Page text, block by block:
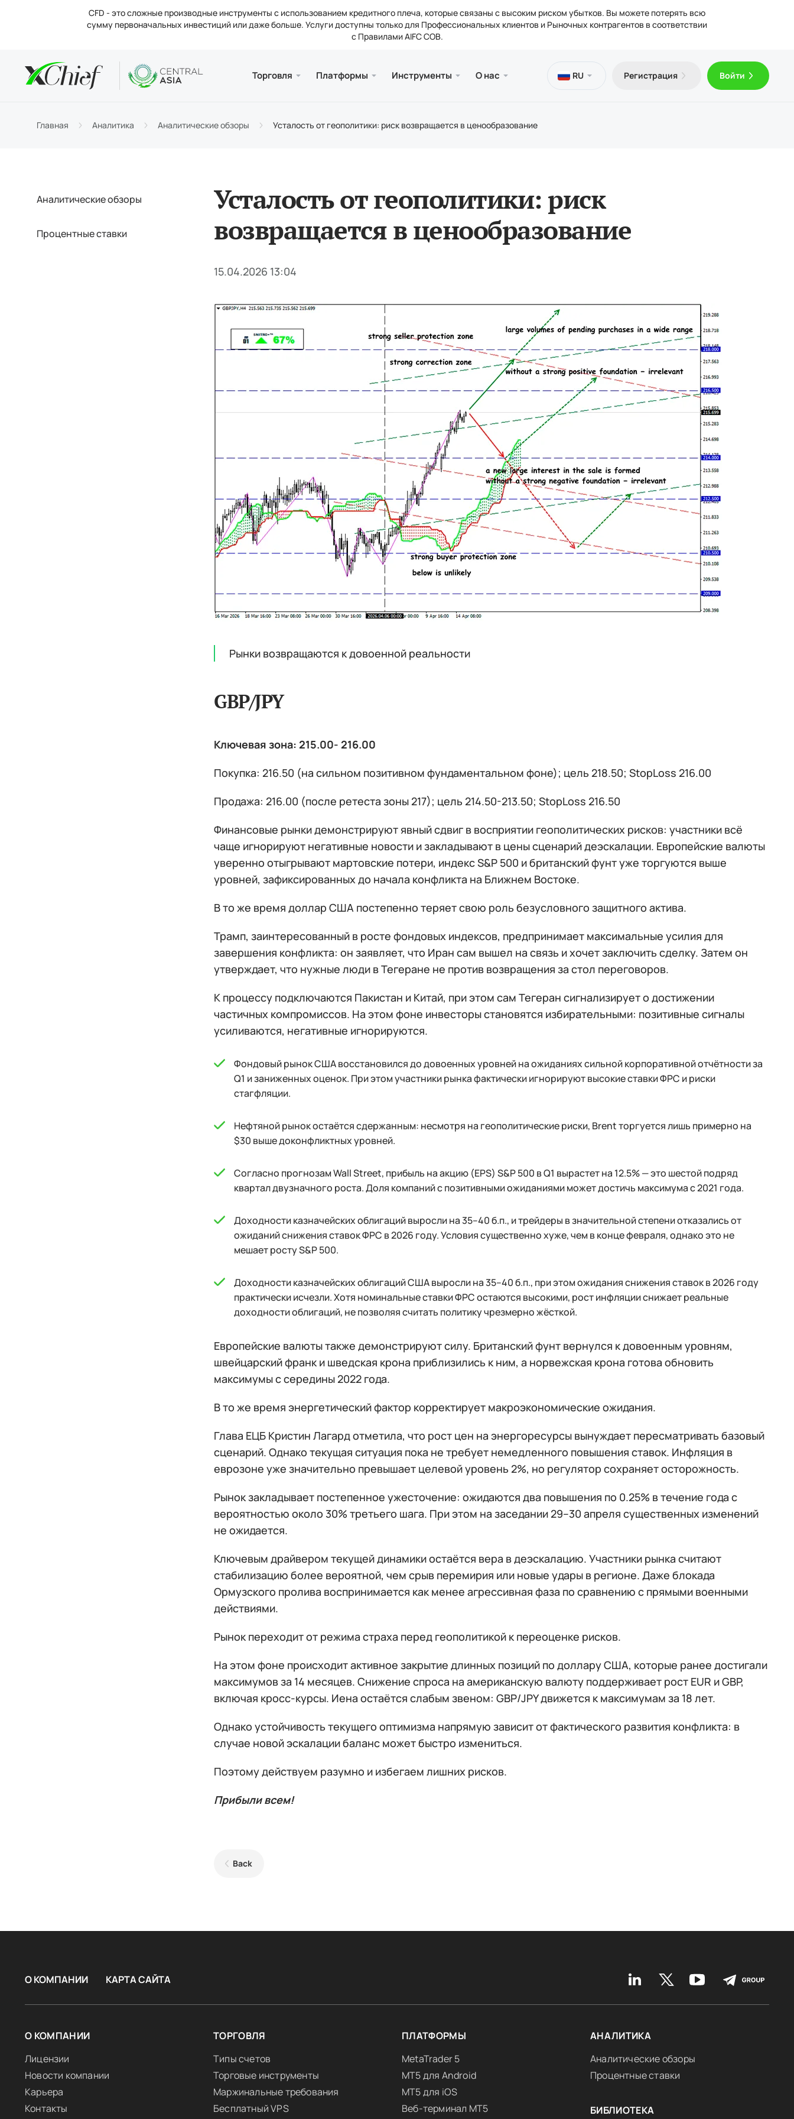
CFD - это сложные производные инструменты с использованием кредитного плеча, которые связаны с высоким риском убытков. Вы можете потерять всю
сумму первоначальных инвестиций или даже больше. Услуги доступны только для Профессиональных клиентов и Рыночных контрагентов в соответствии
с Правилами AIFC COB.
Торговля
Условия
Торговые инструменты
Бесплатный VPS
Пополнение и вывод средств
Платформы
Десктоп и веб версия
MetaTrader 5 Веб-терминал
MetaTrader 5 для Android
MetaTrader 5 для iOS
Инструменты
Аналитика
Процентные ставки
Библиотека
Статьи о трейдинге
О нас
О компании
Контакты
Юридическая информация
Лицензии
Юридические документы
RU Регистрация Войти
Главная Аналитика Аналитические обзоры Усталость от геополитики: риск возвращается в ценообразование
Аналитические обзоры
Процентные ставки
Усталость от геополитики: риск
возвращается в ценообразование
15.04.2026 13:04
Рынки возвращаются к довоенной реальности
GBP/JPY
Ключевая зона: 215.00- 216.00
Покупка: 216.50 (на сильном позитивном фундаментальном фоне); цель 218.50; StopLoss 216.00
Продажа: 216.00 (после ретеста зоны 217); цель 214.50-213.50; StopLoss 216.50
Финансовые рынки демонстрируют явный сдвиг в восприятии геополитических рисков: участники всё
чаще игнорируют негативные новости и закладывают в цены сценарий деэскалации. Европейские валюты
уверенно отыгрывают мартовские потери, индекс S&P 500 и британский фунт уже торгуются выше
уровней, зафиксированных до начала конфликта на Ближнем Востоке.
В то же время доллар США постепенно теряет свою роль безусловного защитного актива.
Трамп, заинтересованный в росте фондовых индексов, предпринимает максимальные усилия для
завершения конфликта: он заявляет, что Иран сам вышел на связь и хочет заключить сделку. Затем он
утверждает, что нужные люди в Тегеране не против возвращения за стол переговоров.
К процессу подключаются Пакистан и Китай, при этом сам Тегеран сигнализирует о достижении
частичных компромиссов. На этом фоне инвесторы становятся избирательными: позитивные сигналы
усиливаются, негативные игнорируются.
Фондовый рынок США восстановился до довоенных уровней на ожиданиях сильной корпоративной отчётности за
Q1 и заниженных оценок. При этом участники рынка фактически игнорируют высокие ставки ФРС и риски
стагфляции.
Нефтяной рынок остаётся сдержанным: несмотря на геополитические риски, Brent торгуется лишь примерно на
$30 выше доконфликтных уровней.
Согласно прогнозам Wall Street, прибыль на акцию (EPS) S&P 500 в Q1 вырастет на 12.5% — это шестой подряд
квартал двузначного роста. Доля компаний с позитивными ожиданиями может достичь максимума с 2021 года.
Доходности казначейских облигаций выросли на 35–40 б.п., и трейдеры в значительной степени отказались от
ожиданий снижения ставок ФРС в 2026 году. Условия существенно хуже, чем в конце февраля, однако это не
мешает росту S&P 500.
Доходности казначейских облигаций США выросли на 35–40 б.п., при этом ожидания снижения ставок в 2026 году
практически исчезли. Хотя номинальные ставки ФРС остаются высокими, рост инфляции снижает реальные
доходности облигаций, не позволяя считать политику чрезмерно жёсткой.
Европейские валюты также демонстрируют силу. Британский фунт вернулся к довоенным уровням,
швейцарский франк и шведская крона приблизились к ним, а норвежская крона готова обновить
максимумы с середины 2022 года.
В то же время энергетический фактор корректирует макроэкономические ожидания.
Глава ЕЦБ Кристин Лагард отметила, что рост цен на энергоресурсы вынуждает пересматривать базовый
сценарий. Однако текущая ситуация пока не требует немедленного повышения ставок. Инфляция в
еврозоне уже значительно превышает целевой уровень 2%, но регулятор сохраняет осторожность.
Рынок закладывает постепенное ужесточение: ожидаются два повышения по 0.25% в течение года с
вероятностью около 30% третьего шага. При этом на заседании 29–30 апреля существенных изменений
не ожидается.
Ключевым драйвером текущей динамики остаётся вера в деэскалацию. Участники рынка считают
стабилизацию более вероятной, чем срыв перемирия или новые удары в регионе. Даже блокада
Ормузского пролива воспринимается как менее агрессивная фаза по сравнению с прямыми военными
действиями.
Рынок переходит от режима страха перед геополитикой к переоценке рисков.
На этом фоне происходит активное закрытие длинных позиций по доллару США, которые ранее достигали
максимумов за 14 месяцев. Снижение спроса на американскую валюту поддерживает рост EUR и GBP,
включая кросс-курсы. Иена остаётся слабым звеном: GBP/JPY движется к максимумам за 18 лет.
Однако устойчивость текущего оптимизма напрямую зависит от фактического развития конфликта: в
случае новой эскалации баланс может быстро измениться.
Поэтому действуем разумно и избегаем лишних рисков.
Прибыли всем!
Back
О КОМПАНИИ КАРТА САЙТА
О КОМПАНИИ
Лицензии
Новости компании
Карьера
Контакты
ТОРГОВЛЯ
Типы счетов
Торговые инструменты
Маржинальные требования
Бесплатный VPS
ПЛАТФОРМЫ
MetaTrader 5
MT5 для Android
MT5 для iOS
Веб-терминал MT5
АНАЛИТИКА
Аналитические обзоры
Процентные ставки
БИБЛИОТЕКА